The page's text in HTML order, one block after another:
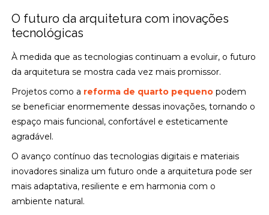
O futuro da arquitetura com inovações
tecnológicas
À medida que as tecnologias continuam a evoluir, o futuro
da arquitetura se mostra cada vez mais promissor.
Projetos como a reforma de quarto pequeno podem
se beneficiar enormemente dessas inovações, tornando o
espaço mais funcional, confortável e esteticamente
agradável.
O avanço contínuo das tecnologias digitais e materiais
inovadores sinaliza um futuro onde a arquitetura pode ser
mais adaptativa, resiliente e em harmonia com o
ambiente natural.